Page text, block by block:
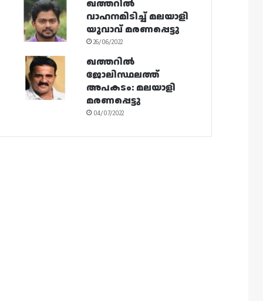
ഖത്തറിൽ
വാഹനമിടിച്ച് മലയാളി
യുവാവ് മരണപ്പെട്ടു
26/06/2022
ഖത്തറിൽ
ജോലിസ്ഥലത്ത്
അപകടം: മലയാളി
മരണപ്പെട്ടു
04/07/2022